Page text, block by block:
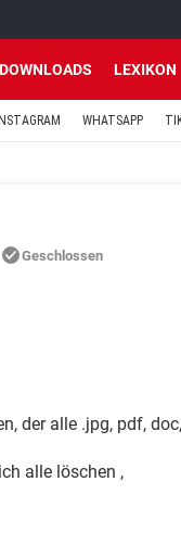
DOWNLOADS LEXIKON
INSTAGRAM WHATSAPP
Geschlossen
der alle .jpg, pdf,
alle löschen ,